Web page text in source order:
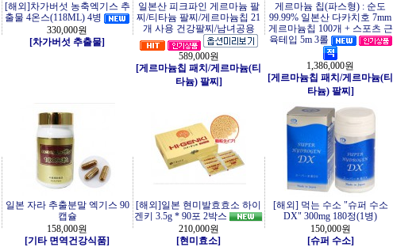
[해외]차가버섯 농축엑기스 추
출물 4온스(118ML) 4병
330,000원
[차가버섯 추출물]
일본산 피크파인 게르마늄 팔
찌/티타늄 팔찌/게르마늄칩 21
개 사용 건강팔찌/남녀공용
589,000원
[게르마늄칩 패치/게르마늄(티
타늄) 팔찌]
게르마늄 칩(파스형) : 순도
99.99% 일본산 다카치호 7mm
게르마늄칩 100개 + 스포츠 근
육테입 5m 3롤
1,386,000원
[게르마늄칩 패치/게르마늄(티
타늄) 팔찌]
일본 자라 추출분말 엑기스 90
캡슐
158,000원
[기타 면역건강식품]
[해외]일본 현미발효효소 하이
겐키 3.5g * 90포 2박스
210,000원
[현미효소]
[해외] 먹는 수소 "슈퍼 수소
DX" 300mg 180정(1병)
150,000원
[슈퍼 수소]